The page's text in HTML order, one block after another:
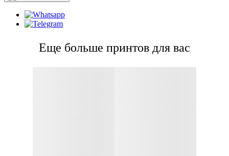
Еще больше принтов для вас